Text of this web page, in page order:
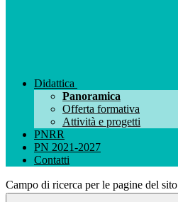
Didattica
Panoramica
Offerta formativa
Attività e progetti
PNRR
PN 2021-2027
Contatti
Campo di ricerca per le pagine del sito